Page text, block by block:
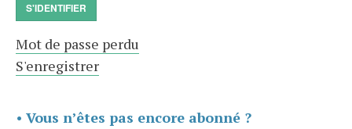
S'IDENTIFIER
Mot de passe perdu
S'enregistrer
• Vous n’êtes pas encore abonné ?